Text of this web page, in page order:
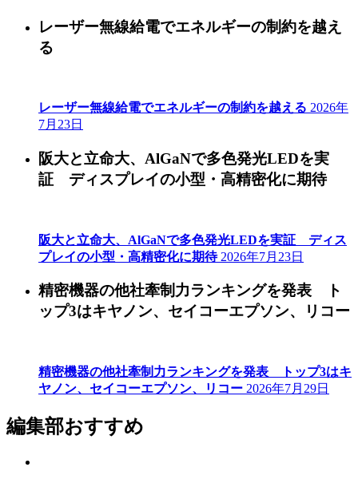
レーザー無線給電でエネルギーの制約を越え
る
レーザー無線給電でエネルギーの制約を越える 2026年
7月23日
阪大と立命大、AlGaNで多色発光LEDを実
証 ディスプレイの小型・高精密化に期待
阪大と立命大、AlGaNで多色発光LEDを実証 ディス
プレイの小型・高精密化に期待 2026年7月23日
精密機器の他社牽制力ランキングを発表 ト
ップ3はキヤノン、セイコーエプソン、リコー
精密機器の他社牽制力ランキングを発表 トップ3はキ
ヤノン、セイコーエプソン、リコー 2026年7月29日
編集部おすすめ